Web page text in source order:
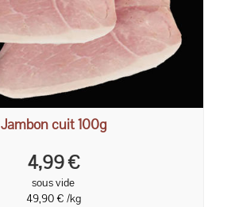
Jambon cuit 100g
4,99 €
sous vide
49,90 € /kg